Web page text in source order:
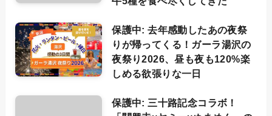
保護中: 去年感動したあの夜祭
りが帰ってくる！ガーラ湯沢の
夜祭り2026、昼も夜も120%楽
しめる欲張りな一日
保護中: 三十路記念コラボ！